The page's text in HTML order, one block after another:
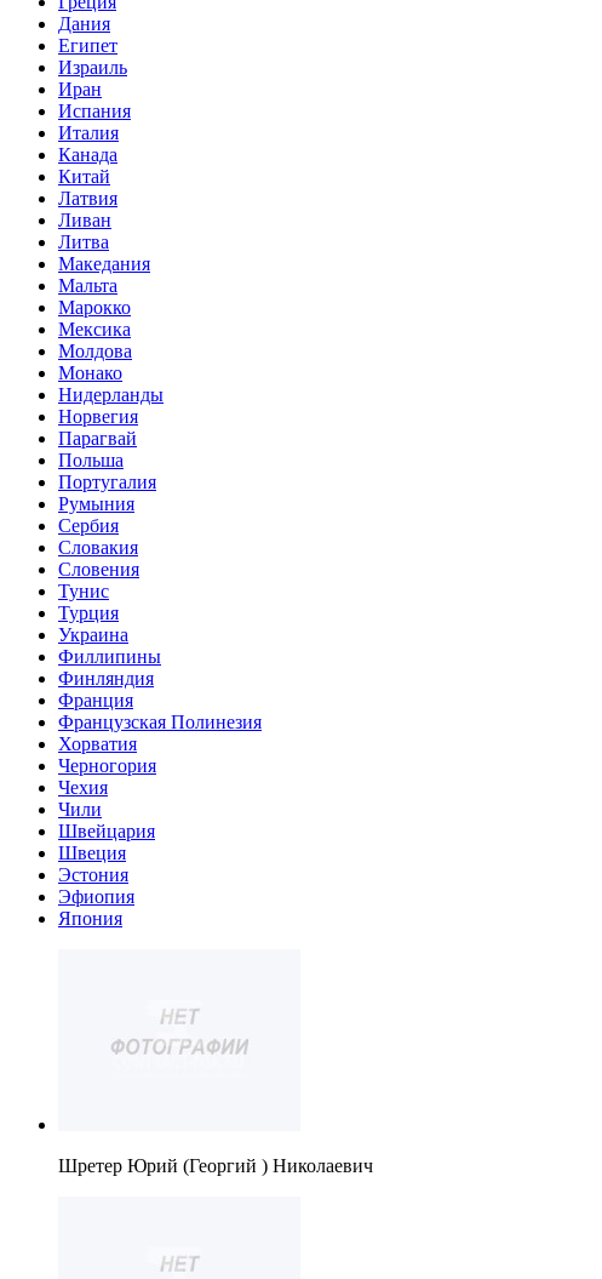
Дания
Египет
Израиль
Иран
Испания
Италия
Канада
Китай
Латвия
Ливан
Литва
Македания
Мальта
Марокко
Мексика
Молдова
Монако
Нидерланды
Норвегия
Парагвай
Польша
Португалия
Румыния
Сербия
Словакия
Словения
Тунис
Турция
Украина
Филлипины
Финляндия
Франция
Французская Полинезия
Хорватия
Черногория
Чехия
Чили
Швейцария
Швеция
Эстония
Эфиопия
Япония
Шретер Юрий (Георгий ) Николаевич